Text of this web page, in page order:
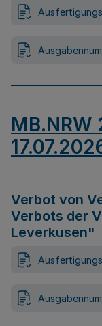
MB.NRW
Verbot von
Verbots der
Leverkusen"